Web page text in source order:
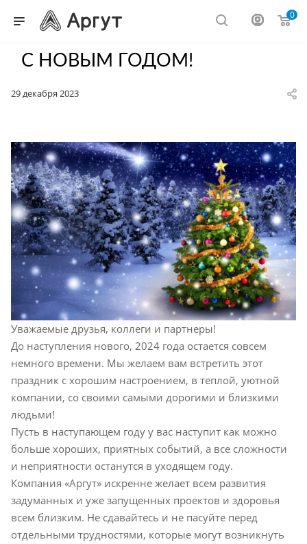
0
С НОВЫМ ГОДОМ!
29 декабря 2023
Уважаемые друзья, коллеги и партнеры!
До наступления нового, 2024 года остается совсем
немного времени. Мы желаем вам встретить этот
праздник с хорошим настроением, в теплой, уютной
компании, со своими самыми дорогими и близкими
людьми!
Пусть в наступающем году у вас наступит как можно
больше хороших, приятных событий, а все сложности
и неприятности останутся в уходящем году.
Компания «Аргут» искренне желает всем развития
задуманных и уже запущенных проектов и здоровья
всем близким. Не сдавайтесь и не пасуйте перед
отдельными трудностями, которые могут возникнуть